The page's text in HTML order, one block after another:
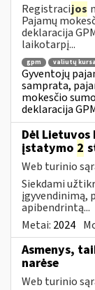
Registracijos
Pajamų
deklaracija
laikotarpį...
gpm valiutų
Gyventojų
samprata,
mokesčio
deklaracija
Dėl Lietuvos
įstatymo 2
Web turinio
Siekdami
įgyvendinimą,
apibendrintą...
Metai: 2024
Asmenys,
narėse
Web turinio